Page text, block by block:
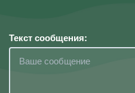
Текст сообщения: